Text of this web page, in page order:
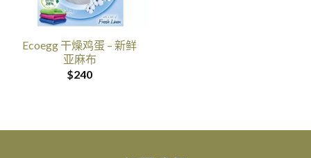
Ecoegg 干燥鸡蛋 – 新鲜
亚麻布
$240